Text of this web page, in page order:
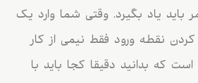
یاد بگیرد. وقتی شما وارد یک
کردن نقطه ورود فقط نیمی از کار
که بدانید دقیقا کجا باید با